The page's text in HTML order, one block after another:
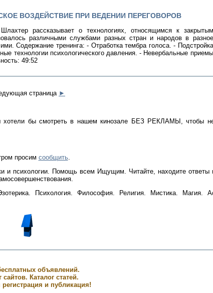
ВОЗДЕЙСТВИЕ ПРИ ВЕДЕНИИ ПЕРЕГОВОРОВ
рассказывает о технологиях, относящимся к закрытым
различными службами разных стран и народов в разное
Содержание тренинга: - Отработка тембра голоса. - Подстройка
технологии психологического давления. - Невербальные приемы
49:52
страница ►
хотели бы смотреть в нашем кинозале БЕЗ РЕКЛАМЫ, чтобы
просим сообщить.
и психологии. Помощь всем Ищущим. Читайте, находите ответы
Психология. Философия. Религия. Мистика. Магия.
объявлений.
сайтов. Каталог статей.
и публикация!